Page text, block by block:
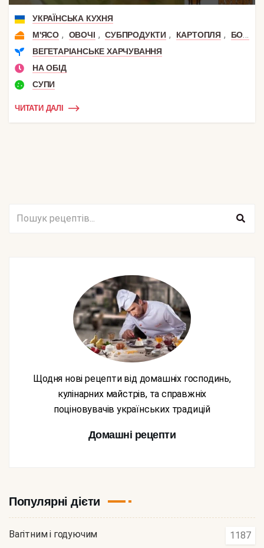
УКРАЇНСЬКА КУХНЯ
М'ЯСО , ОВОЧІ , СУБПРОДУКТИ , КАРТОПЛЯ ,
БОБОВІ
ВЕГЕТАРІАНСЬКЕ ХАРЧУВАННЯ
НА ОБІД
СУПИ
ЧИТАТИ ДАЛІ
Щодня нові рецепти від домашніх господинь,
кулінарних майстрів, та справжніх
поціновувачів українських традицій
Домашні рецепти
Популярні дієти
Вагітним і годуючим 1187